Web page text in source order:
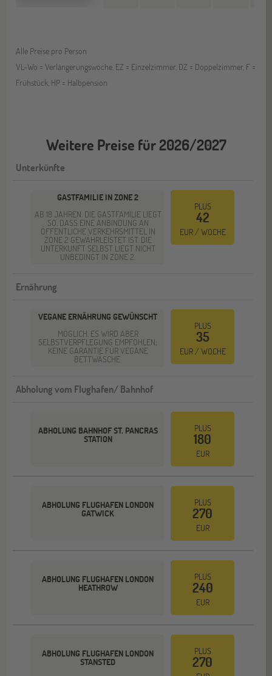
Alle Preise pro Person
VL-Wo = Verlängerungswoche, EZ = Einzelzimmer, DZ = Doppelzimmer, F =
Frühstück, HP = Halbpension
Weitere Preise für 2026/2027
Unterkünfte
GASTFAMILIE IN ZONE 2
AB 18 JAHREN. DIE GASTFAMILIE LIEGT
SO, DASS EINE ANBINDUNG AN
ÖFFENTLICHE VERKEHRSMITTEL IN
ZONE 2 GEWÄHRLEISTET IST. DIE
UNTERKUNFT SELBST LIEGT NICHT
UNBEDINGT IN ZONE 2.
PLUS
42
EUR / WOCHE
Ernährung
VEGANE ERNÄHRUNG GEWÜNSCHT
MÖGLICH, ES WIRD ABER
SELBSTVERPFLEGUNG EMPFOHLEN;
KEINE GARANTIE FÜR VEGANE
BETTWÄSCHE.
PLUS
35
EUR / WOCHE
Abholung vom Flughafen/ Bahnhof
ABHOLUNG BAHNHOF ST. PANCRAS
STATION
PLUS
180
EUR
ABHOLUNG FLUGHAFEN LONDON
GATWICK
PLUS
270
EUR
ABHOLUNG FLUGHAFEN LONDON
HEATHROW
PLUS
240
EUR
ABHOLUNG FLUGHAFEN LONDON
STANSTED
PLUS
270